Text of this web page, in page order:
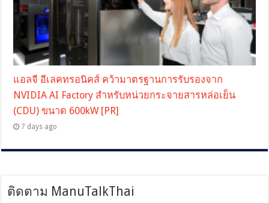
แอลจี อีเลคทรอนิคส์ คว้ามาตรฐานการรับรองจาก
NVIDIA AI Factory สำหรับหน่วยกระจายสารหล่อเย็น
(CDU) ขนาด 600kW [PR]
7 days ago
ติดตาม ManuTalkThai